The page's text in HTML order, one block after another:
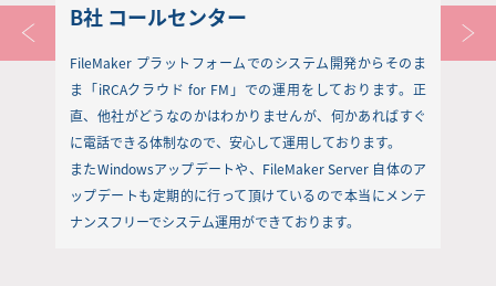
B社 コールセンター
FileMaker プラットフォームでのシステム開発からそのま
ま「iRCAクラウド for FM」での運用をしております。正
直、他社がどうなのかはわかりませんが、何かあればすぐ
に電話できる体制なので、安心して運用しております。
またWindowsアップデートや、FileMaker Server 自体のア
ップデートも定期的に行って頂けているので本当にメンテ
ナンスフリーでシステム運用ができております。